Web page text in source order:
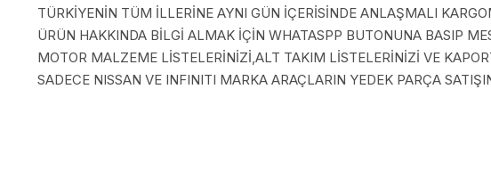
TÜRKİYENİN TÜM İLLERİNE AYNI GÜN İÇERİSİNDE ANLAŞMALI
ÜRÜN HAKKINDA BİLGİ ALMAK İÇİN WHATASPP BUTONUNA BASIP
MOTOR MALZEME LİSTELERİNİZİ,ALT TAKIM LİSTELERİNİZİ VE
SADECE NISSAN VE INFINITI MARKA ARAÇLARIN YEDEK PARÇA